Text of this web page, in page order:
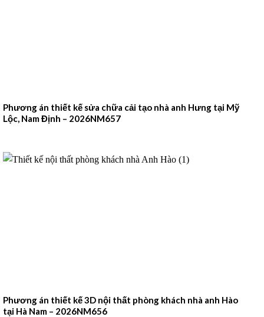
Phương án thiết kế sửa chữa cải tạo nhà anh Hưng tại Mỹ
Lộc, Nam Định – 2026NM657
Phương án thiết kế 3D nội thất phòng khách nhà anh Hào
tại Hà Nam – 2026NM656